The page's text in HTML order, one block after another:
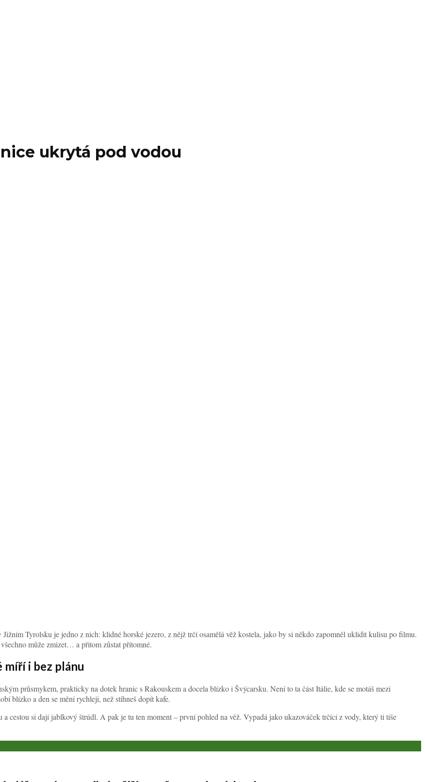
ukrytá pod vodou
Tyrolsku je jedno z nich: klidné horské jezero, z nějž trčí osamělá věž kostela, jako by si někdo zapomněl uklidit kulisu po filmu.
může zmizet… a přitom zůstat přítomné.
míří i bez plánu
průsmykem, prakticky na dotek hranic s Rakouskem a docela blízko i Švýcarsku. Není to ta část Itálie, kde se motáš mezi
blízko a den se mění rychleji, než stihneš dopít kafe.
cestou si dají jablkový štrúdl. A pak je tu ten moment – první pohled na věž. Vypadá jako ukazováček trčící z vody, který ti tiše